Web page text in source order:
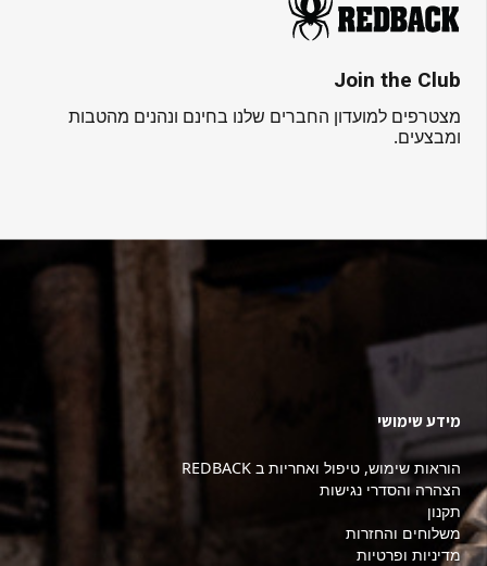
Join the Club
מצטרפים למועדון החברים שלנו בחינם ונהנים מהטבות
ומבצעים.
מידע שימושי
הוראות שימוש, טיפול ואחריות ב REDBACK
הצהרה והסדרי נגישות
תקנון
משלוחים והחזרות
מדיניות ופרטיות